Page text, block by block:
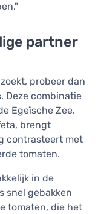
partner
probeer dan
. Deze combinatie
Egeïsche Zee.
brengt
contrasteert met
tomaten.
in de
snel gebakken
tomaten, die het